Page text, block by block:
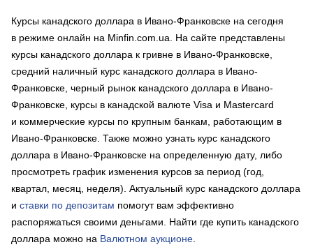
Курсы канадского доллара в Ивано-Франковске на сегодня
в режиме онлайн на Minfin.com.ua. На сайте представлены
курсы канадского доллара к гривне в Ивано-Франковске,
средний наличный курс канадского доллара в Ивано-
Франковске, черный рынок канадского доллара в Ивано-
Франковске, курсы в канадской валюте Visa и Mastercard
и коммерческие курсы по крупным банкам, работающим в
Ивано-Франковске. Также можно узнать курс канадского
доллара в Ивано-Франковске на определенную дату, либо
просмотреть график изменения курсов за период (год,
квартал, месяц, неделя). Актуальный курс канадского доллара
и ставки по депозитам помогут вам эффективно
распоряжаться своими деньгами. Найти где купить канадского
доллара можно на Валютном аукционе